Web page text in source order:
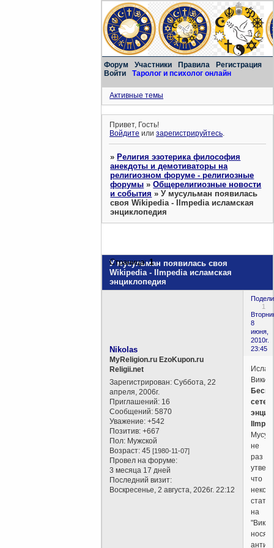
Форум Участники Правила
Регистрация
Войти
Таролог и психолог онлайн
Активные темы
Привет, Гость!
Войдите илизарегистрируйтесь.
»Религия эзотерика философия
анекдоты и демотиваторы на
религиозном форуме - религиозные
форумы »Общерелигиозные новости
и события »У мусульман появилась
своя Wikipedia - Ilmpedia исламская
энциклопедия
У мусульман появилась своя
Wikipedia - Ilmpedia исламская
энциклопедия
Страница:1
1
8
июня,
2010г.
23:45
Nikolas
MyReligion.ru EzoKupon.ru
Religii.net
Зарегистрирован: Суббота, 22
апреля, 2006г.
Приглашений: 16
Сообщений: 5870
Уважение: +542
Позитив: +667
Пол: Мужской
Возраст: 45[1980-11-07]
Провел на форуме:
3 месяца 17 дней
Последний визит:
Воскресенье, 2 августа, 2026г. 22:12
не
раз
что
статьи
на
носят